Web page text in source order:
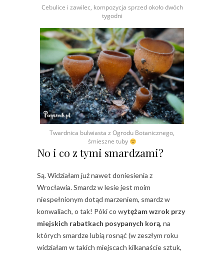
Cebulice i zawilec, kompozycja sprzed około dwóch
tygodni
Twardnica bulwiasta z Ogrodu Botanicznego,
śmieszne tuby
No i co z tymi smardzami?
Są. Widziałam już nawet doniesienia z
Wrocławia. Smardz w lesie jest moim
niespełnionym dotąd marzeniem, smardz w
konwaliach, o tak! Póki co wytężam wzrok przy
miejskich rabatkach posypanych korą, na
których smardze lubią rosnąć (w zeszłym roku
widziałam w takich miejscach kilkanaście sztuk,